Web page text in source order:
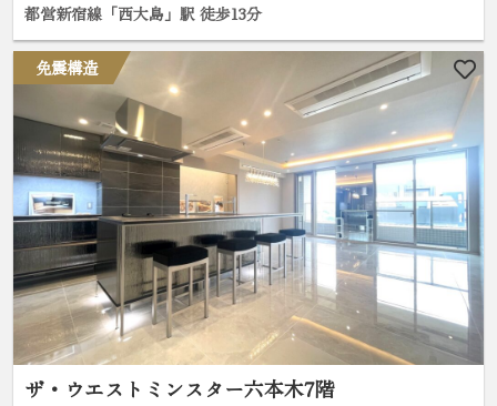
都営新宿線「西大島」駅 徒歩13分
免震構造
ザ・ウエストミンスター六本木7階